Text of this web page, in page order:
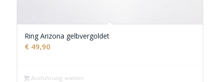
Ring Arizona gelbvergoldet
€49,90
Ausführung wählen